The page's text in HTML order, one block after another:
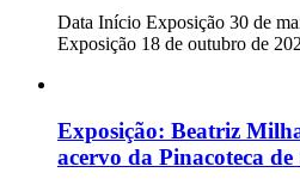
Data Início Exposição 30 de
Exposição 18 de outubro de
Exposição: Beatriz
acervo da Pinacoteca de